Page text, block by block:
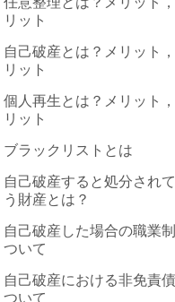
リット
自己破産とは？メリット
リット
個人再生とは？メリット
リット
ブラックリストとは
自己破産すると処分され
う財産とは？
自己破産した場合の職業
ついて
自己破産における非免責
ついて